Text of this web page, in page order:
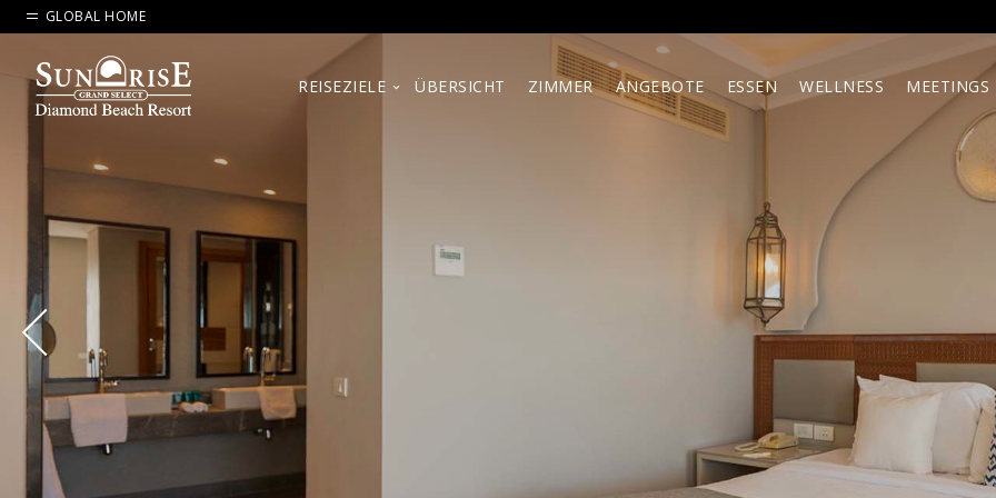
GLOBAL HOME
REISEZIELE ÜBERSICHT ZIMMER ANGEBOTE ESSEN WELLNESS MEETINGS